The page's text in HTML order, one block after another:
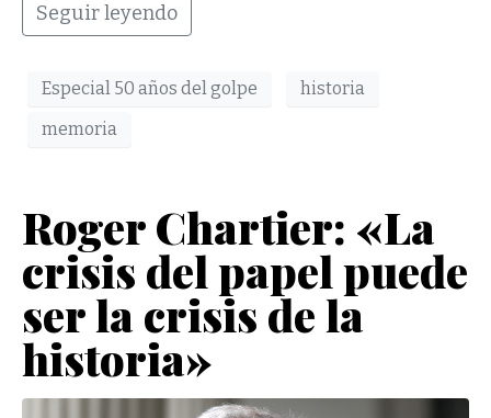
Seguir leyendo
Especial 50 años del golpe
historia
memoria
Roger Chartier: «La
crisis del papel puede
ser la crisis de la
historia»